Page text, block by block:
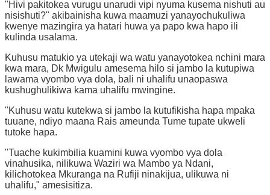
"Hivi pakitokea vurugu unarudi vipi nyuma kusema nishuti au
nisishuti?" akibainisha kuwa maamuzi yanayochukuliwa
kwenye mazingira ya hatari huwa ya papo kwa hapo ili
kulinda usalama.
Kuhusu matukio ya utekaji wa watu yanayotokea nchini mara
kwa mara, Dk Mwigulu amesema hilo si jambo la kutupiwa
lawama vyombo vya dola, bali ni uhalifu unaopaswa
kushughulikiwa kama uhalifu mwingine.
"Kuhusu watu kutekwa si jambo la kutufikisha hapa mpaka
tuuane, ndiyo maana Rais ameunda Tume tupate ukweli
tutoke hapa.
"Tuache kukimbilia kuamini kuwa vyombo vya dola
vinahusika, nilikuwa Waziri wa Mambo ya Ndani,
kilichotokea Mkuranga na Rufiji ninakijua, ulikuwa ni
uhalifu," amesisitiza.